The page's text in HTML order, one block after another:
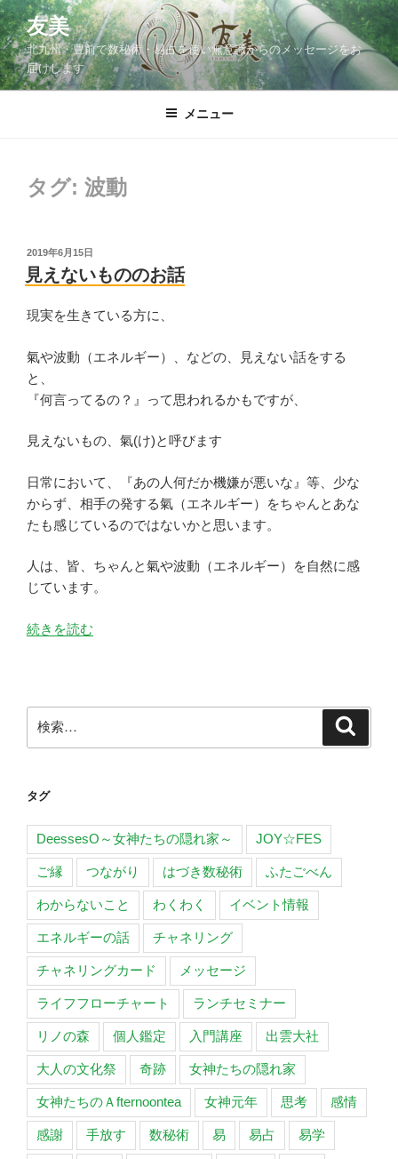
コ
ン
テ
ン
ツ
友美
北九州・豊前で数秘術・易占を使い無意識からのメッセージをお
届けします
メニュー
タグ: 波動
投
稿
日:
2019年6月15日
見えないもののお話
現実を生きている方に、
氣や波動（エネルギー）、などの、見えない話をする
と、
『何言ってるの？』って思われるかもですが、
見えないもの、氣(け)と呼びます
日常において、『あの人何だか機嫌が悪いな』等、少な
からず、相手の発する氣（エネルギー）をちゃんとあな
たも感じているのではないかと思います。
人は、皆、ちゃんと氣や波動（エネルギー）を自然に感
じています。
“見
も
の
話”
続きを読む
索:
タグ
DeessesO～女神たちの隠れ家～ JOY☆FES
ご縁 つながり はづき数秘術 ふたごべん
わからないこと わくわく イベント情報
エネルギーの話 チャネリング
チャネリングカード メッセージ
ライフフローチャート ランチセミナー
リノの森 個人鑑定 入門講座 出雲大社
大人の文化祭 奇跡 女神たちの隠れ家
女神たちのＡfternoontea 女神元年 思考 感情
感謝 手放す 数秘術 易 易占 易学